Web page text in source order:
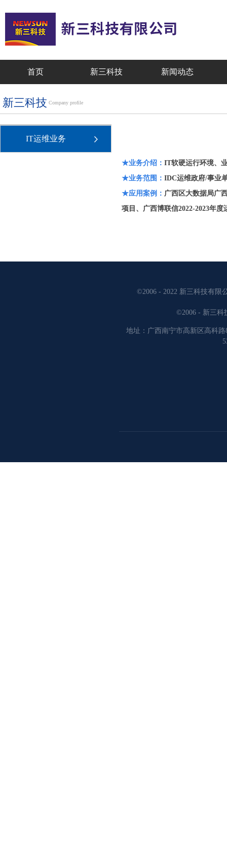
首页 新三科技 新闻动态
新三科技 Company profile
IT运维业务
★业务介绍： IT软硬运行环境、
★业务范围： IDC运维政府/事业
★应用案例： 广西区大数据局广
项目、 广西博联信2022-2023年
©2006 - 2022 新三科技有限
©2006 - 新三科
地址：广西南宁市高新区高科